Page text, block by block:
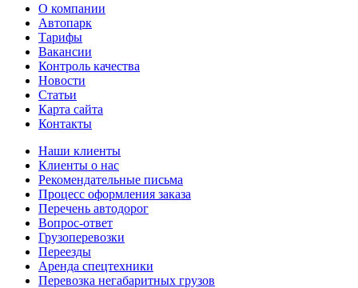
О компании
Автопарк
Тарифы
Вакансии
Контроль качества
Новости
Статьи
Карта сайта
Контакты
Наши клиенты
Клиенты о нас
Рекомендательные письма
Процесс оформления заказа
Перечень автодорог
Вопрос-ответ
Грузоперевозки
Переезды
Аренда спецтехники
Перевозка негабаритных грузов